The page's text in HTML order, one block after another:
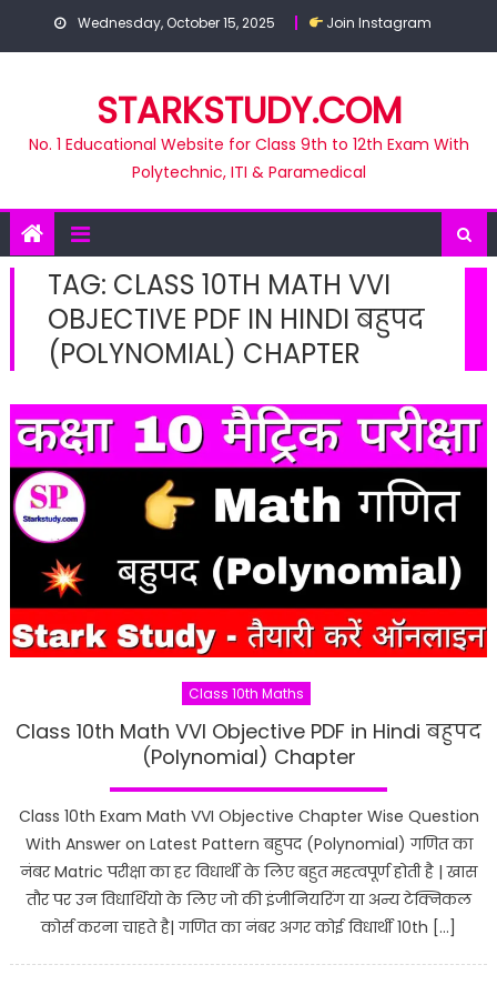
Wednesday, October 15, 2025 Join Instagram
STARKSTUDY.COM
No. 1 Educational Website for Class 9th to 12th Exam With
Polytechnic, ITI & Paramedical
TAG: CLASS 10TH MATH VVI
OBJECTIVE PDF IN HINDI बहुपद
(POLYNOMIAL) CHAPTER
Class 10th Maths
Class 10th Math VVI Objective PDF in Hindi बहुपद
(Polynomial) Chapter
Class 10th Exam Math VVI Objective Chapter Wise Question
With Answer on Latest Pattern बहुपद (Polynomial) गणित का
नंबर Matric परीक्षा का हर विधार्थी के लिए बहुत महत्वपूर्ण होती है | खास
तौर पर उन विधार्थियो के लिए जो की इंजीनियरिंग या अन्य टेक्निकल
कोर्स करना चाहते है| गणित का नंबर अगर कोई विधार्थी 10th […]